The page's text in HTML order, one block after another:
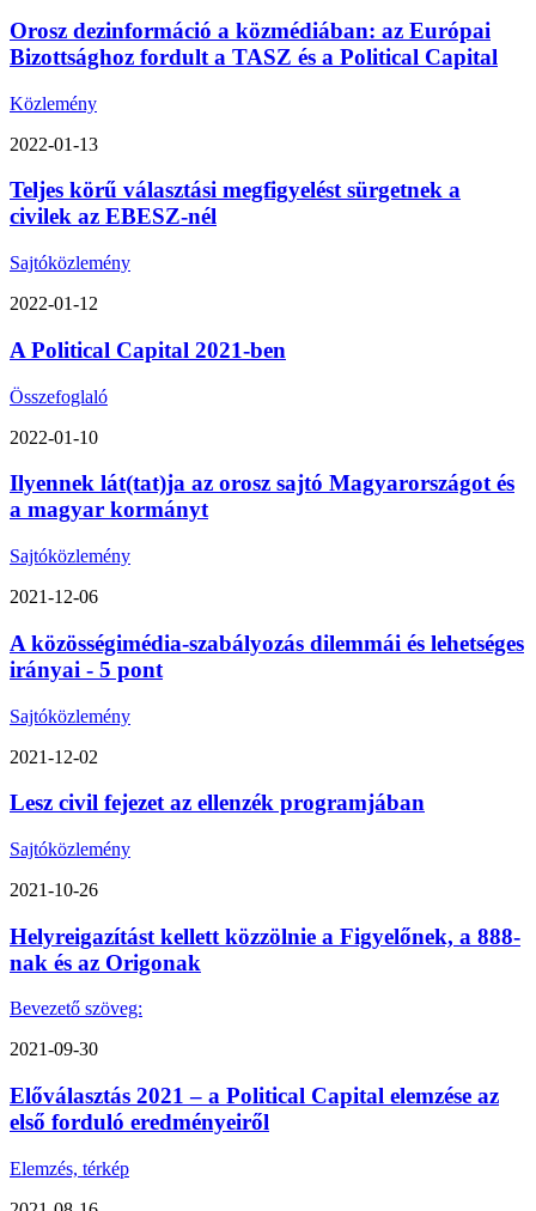
Orosz dezinformáció a közmédiában: az Európai
Bizottsághoz fordult a TASZ és a Political Capital
Közlemény
2022-01-13
Teljes körű választási megfigyelést sürgetnek a
civilek az EBESZ-nél
Sajtóközlemény
2022-01-12
A Political Capital 2021-ben
Összefoglaló
2022-01-10
Ilyennek lát(tat)ja az orosz sajtó Magyarországot és
a magyar kormányt
Sajtóközlemény
2021-12-06
A közösségimédia-szabályozás dilemmái és lehetséges
irányai - 5 pont
Sajtóközlemény
2021-12-02
Lesz civil fejezet az ellenzék programjában
Sajtóközlemény
2021-10-26
Helyreigazítást kellett közzölnie a Figyelőnek, a 888-
nak és az Origonak
Bevezető szöveg:
2021-09-30
Előválasztás 2021 – a Political Capital elemzése az
első forduló eredményeiről
Elemzés, térkép